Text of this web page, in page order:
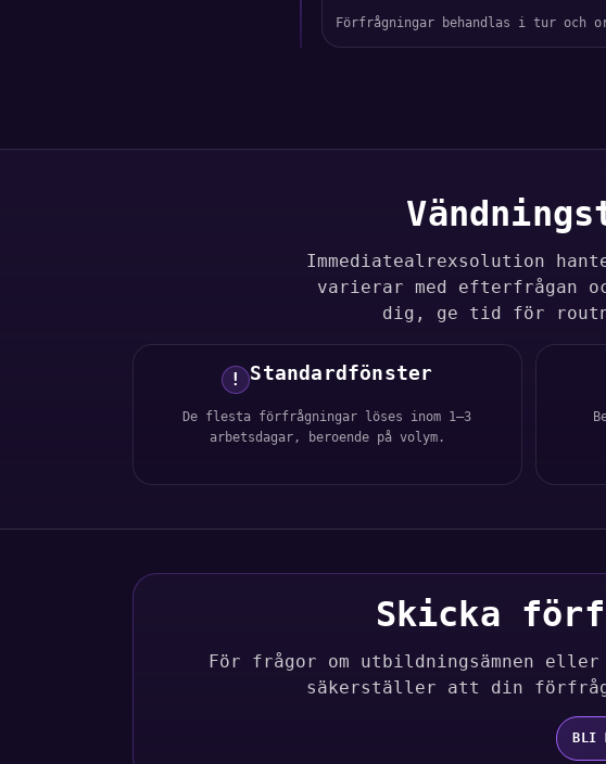
Förfrågningar behandlas i tur
Immediatealrexsolution
varierar med efterfrågan
dig, ge tid för
! Standardfönster
De flesta förfrågningar löses inom 1–3
arbetsdagar, beroende på volym.
Skicka
För frågor om utbildningsämnen
säkerställer att din
BLI